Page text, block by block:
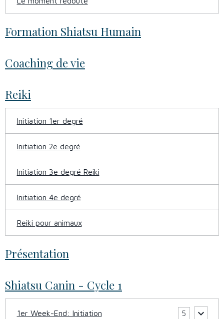
Formation Shiatsu Humain
Coaching de vie
Reiki
Initiation 1er degré
Initiation 2e degré
Initiation 3e degré Reiki
Initiation 4e degré
Reiki pour animaux
Présentation
Shiatsu Canin - Cycle 1
1er Week-End: Initiation 5